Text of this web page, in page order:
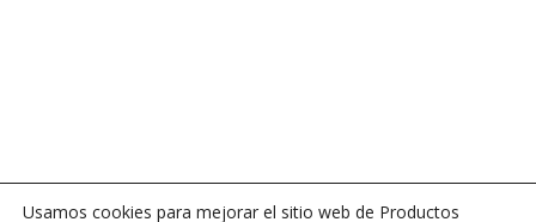
Usamos cookies para mejorar el sitio web de Productos